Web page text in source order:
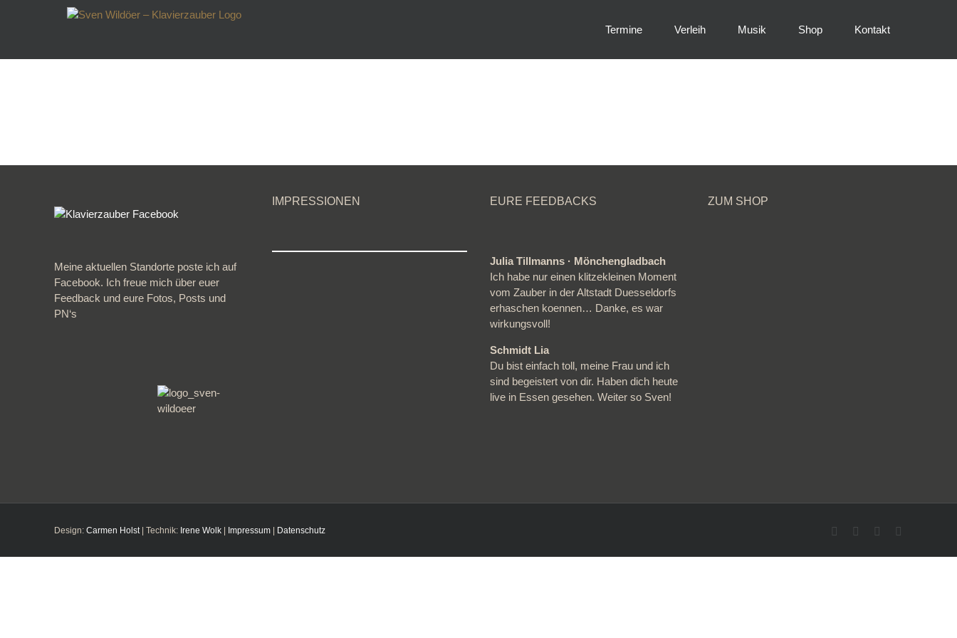
Termine Verleih Musik Shop Kontakt
Meine aktuellen Standorte poste ich auf
Facebook. Ich freue mich über euer
Feedback und eure Fotos, Posts und
PN‘s
IMPRESSIONEN EURE FEEDBACKS
Julia Tillmanns · Mönchengladbach
Ich habe nur einen klitzekleinen Moment
vom Zauber in der Altstadt Duesseldorfs
erhaschen koennen… Danke, es war
wirkungsvoll!
Schmidt Lia
Du bist einfach toll, meine Frau und ich
sind begeistert von dir. Haben dich heute
live in Essen gesehen. Weiter so Sven!
ZUM SHOP
Design:Carmen Holst| Technik: Irene Wolk Impressum Datenschutz Facebook
TwitterInstagram